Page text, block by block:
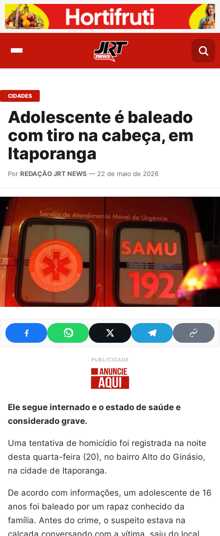
CIDADES
Adolescente é baleado
com tiro na cabeça, em
Itaporanga
Por REDAÇÃO JRT NEWS — 22 de maio de 2026
PUBLICIDADE
Ele segue internado e o estado de saúde e
considerado grave.
Uma tentativa de homicídio foi registrada na noite
desta quarta-feira (20), no bairro Alto do Ginásio,
na cidade de Itaporanga.
De acordo com informações, um adolescente de 16
anos foi baleado por um rapaz conhecido da
família. Antes do crime, o suspeito estava na
calçada conversando com a vítima, saiu do local